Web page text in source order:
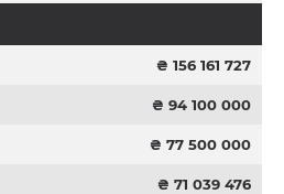
₴ 156 161 727
₴ 94 100 000
₴ 77 500 000
₴ 71 039 476